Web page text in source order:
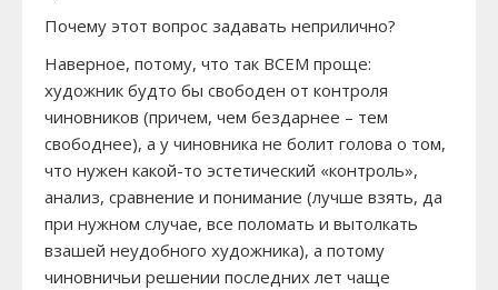
Почему этот вопрос задавать неприлично?
Наверное, потому, что так ВСЕМ проще:
художник будто бы свободен от контроля
чиновников (причем, чем бездарнее – тем
свободнее), а у чиновника не болит голова о том,
что нужен какой-то эстетический «контроль»,
анализ, сравнение и понимание (лучше взять, да
при нужном случае, все поломать и вытолкать
взашей неудобного художника), а потому
чиновничьи решении последних лет чаще